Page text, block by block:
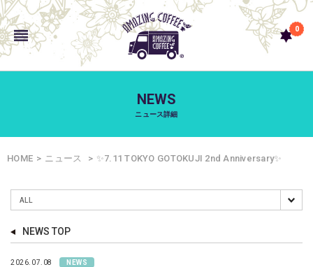
0
NEWS
ニュース詳細
HOME ニュース ✨7.11 TOKYO GOTOKUJI 2nd Anniversary✨
NEWS TOP
2026.07.08 NEWS